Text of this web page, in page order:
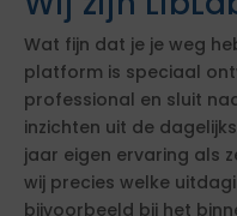
Wat fijn dat je je weg
platform is speciaal
professional en sluit
inzichten uit de
jaar eigen ervaring als
wij precies welke
bijvoorbeeld bij het